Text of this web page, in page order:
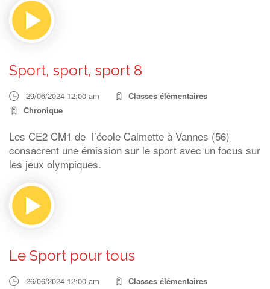
Sport, sport, sport 8
29/06/2024 12:00 am
Classes élémentaires
Chronique
Les CE2 CM1 de l’école Calmette à Vannes (56)
consacrent une émission sur le sport avec un focus sur
les jeux olympiques.
Le Sport pour tous
26/06/2024 12:00 am
Classes élémentaires